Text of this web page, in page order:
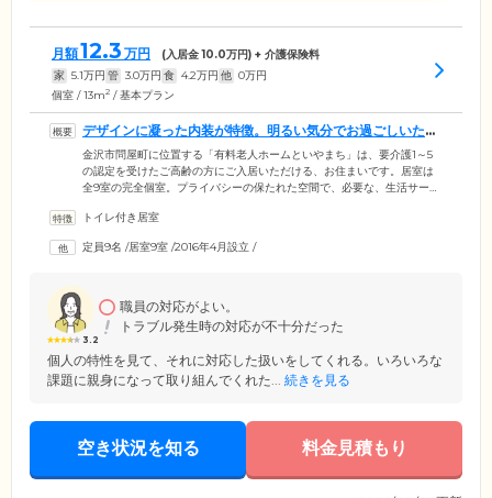
月額12.3 万円 (入居金10.0万円) + 介護保険料
家 5.1万円 管 3.0万円 食 4.2万円 他 0万円
個室 / 13m2 / 基本プラン
デザインに凝った内装が特徴。明るい気分でお過ごしいただ
けます
金沢市問屋町に位置する「有料老人ホームといやまち」は、要介護1～5
の認定を受けたご高齢の方にご入居いただける、お住まいです。居室は
全9室の完全個室。プライバシーの保たれた空間で、必要な、生活サービ
ントとして、ターコイズブルーやライトグリーンといった鮮やかな色を
中で、おくつろぎいただけます。また、リビングには、大きなカウンタ
トイレ付き居室
定員9名 /居室9室 /2016年4月設立 /
3.2
職員の対応がよい。
トラブル発生時の対応が不十分だった
個人の特性を見て、それに対応した扱いをしてくれる。いろいろな
課題に親身になって取り組んでくれた... 続きを見る
空き状況を知る 料金見積もり